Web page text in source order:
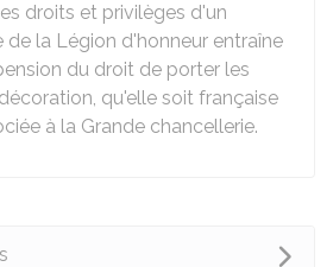
droits et privilèges d'un
de la Légion d'honneur entraîne
du droit de porter les
qu'elle soit française
à la Grande chancellerie.